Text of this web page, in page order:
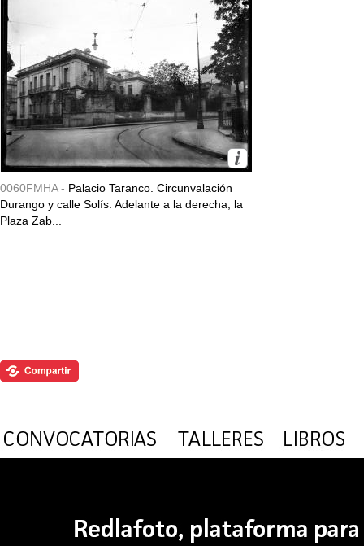
0060FMHA - Palacio Taranco. Circunvalación
Durango y calle Solís. Adelante a la derecha, la
Plaza Zab...